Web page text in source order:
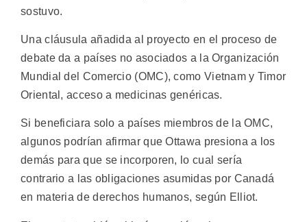
sostuvo.
Una cláusula añadida al proyecto en el proceso de
debate da a países no asociados a la Organización
Mundial del Comercio (OMC), como Vietnam y Timor
Oriental, acceso a medicinas genéricas.
Si beneficiara solo a países miembros de la OMC,
algunos podrían afirmar que Ottawa presiona a los
demás para que se incorporen, lo cual sería
contrario a las obligaciones asumidas por Canadá
en materia de derechos humanos, según Elliot.